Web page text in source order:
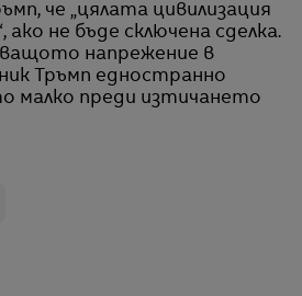
че „цялата цивилизация
ако не бъде сключена сделка.
напрежение в
Тръмп едностранно
малко преди изтичането